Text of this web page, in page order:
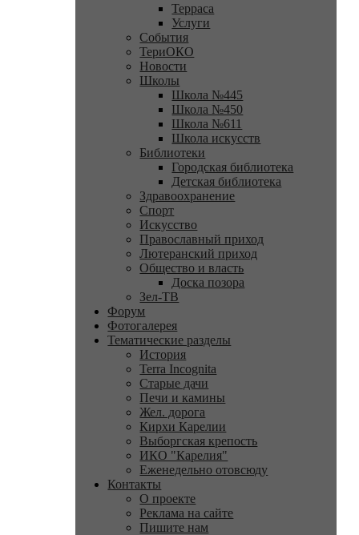
Терраса
Услуги
События
ТериОКО
Новости
Школы
Школа №445
Школа №450
Школа №611
Школа искусств
Библиотеки
Городская библиотека
Детская библиотека
Здравоохранение
Спорт
Искусство
Православный приход
Лютеранский приход
Общество и власть
Доска позора
Зел-ТВ
Форум
Фотогалерея
Тематические разделы
История
Terra Incognita
Старые дачи
Печи и камины
Жел. дорога
Кирхи Карелии
Выборгская крепость
ИКО "Карелия"
Еженедельно отовсюду
Контакты
О проекте
Реклама на сайте
Пишите нам